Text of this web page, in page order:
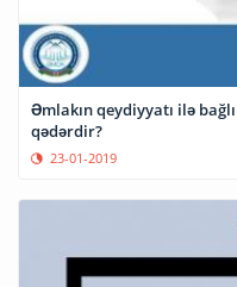
Əmlakın qeydiyyatı ilə
qədərdir?
23-01-2019